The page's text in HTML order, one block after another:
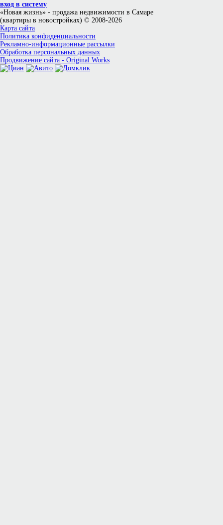
вход в систему
«Новая жизнь» - продажа недвижимости в Самаре
(квартиры в новостройках) © 2008-2026
Карта сайта
Политика конфиденциальности
Рекламно-информационные рассылки
Обработка персональных данных
Продвижение сайта - Original Works